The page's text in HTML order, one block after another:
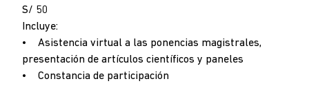
S/ 50
Incluye:
• Asistencia virtual a las ponencias magistrales,
presentación de artículos científicos y paneles
• Constancia de participación